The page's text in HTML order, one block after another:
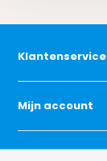
Klantenservice
Mijn account
Categorieën